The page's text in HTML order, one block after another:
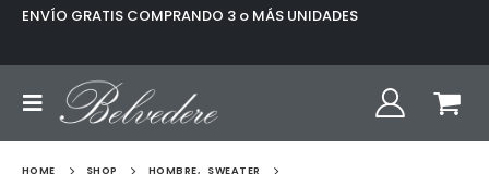
ENVÍO GRATIS COMPRANDO 3 o MÁS UNIDADES
HOME SHOP HOMBRE,
SWEATER